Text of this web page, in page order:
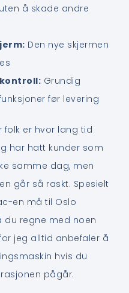
å skade andre
Den nye skjermen
Grundig
før levering
folk er hvor lang tid
har hatt kunder som
samme dag, men
går så raskt. Spesielt
en må til Oslo
du regne med noen
jeg alltid anbefaler å
hvis du
pågår.